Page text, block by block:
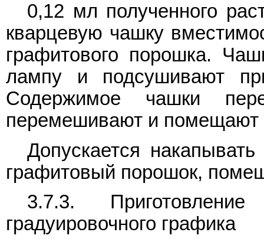
0,12 мл полученного
кварцевую чашку
графитового порошка.
лампу и подсушивают
Содержимое чашки
перемешивают и помещают
Допускается
графитовый порошок,
3.7.3.
градуировочного графика